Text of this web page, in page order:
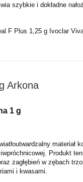
szybkie i dokładne
F Plus 1,25 g Ivoclar
Arkona
1 g
materiał
Produkt
zagłębień w zębach
i kwasami.